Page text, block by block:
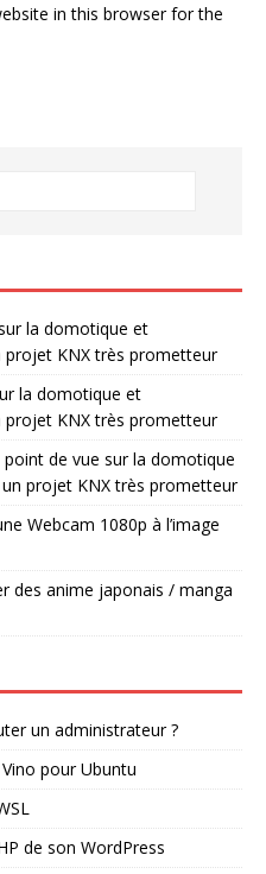
in this browser for the
la domotique et
KNX très prometteur
la domotique et
KNX très prometteur
point de vue sur la domotique
projet KNX très prometteur
Webcam 1080p à l’image
des anime japonais / manga
un administrateur ?
pour Ubuntu
de son WordPress